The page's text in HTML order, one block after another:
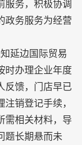
服务，积极协调
政务服务为经营
延边国际贸易
时办理企业年度
反馈，门店早已
销登记手续，
需相关材料，导
题长期悬而未